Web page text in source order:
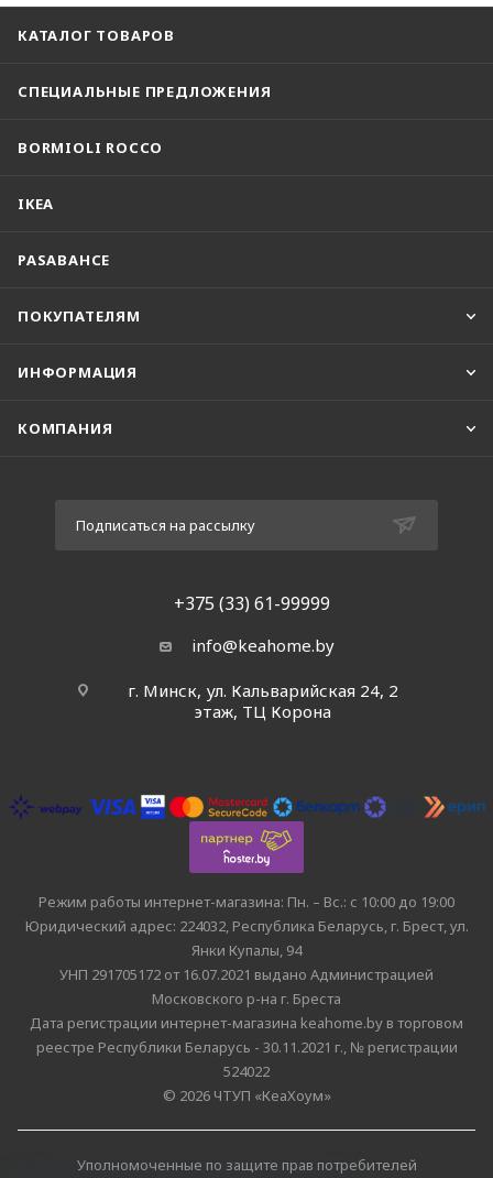
КАТАЛОГ ТОВАРОВ
СПЕЦИАЛЬНЫЕ ПРЕДЛОЖЕНИЯ
BORMIOLI ROCCO
IKEA
PASABAHCE
ПОКУПАТЕЛЯМ
ИНФОРМАЦИЯ
КОМПАНИЯ
Подписаться на рассылку
+375 (33) 61-99999
info@keahome.by
г. Минск, ул. Кальварийская 24, 2
этаж, ТЦ Корона
Режим работы интернет-магазина: Пн. – Вс.: с 10:00 до 19:00
Юридический адрес: 224032, Республика Беларусь, г. Брест, ул.
Янки Купалы, 94
УНП 291705172 от 16.07.2021 выдано Администрацией
Московского р-на г. Бреста
Дата регистрации интернет-магазина keahome.by в торговом
реестре Республики Беларусь - 30.11.2021 г., № регистрации
524022
© 2026 ЧТУП «КеаХоум»
Уполномоченные по защите прав потребителей